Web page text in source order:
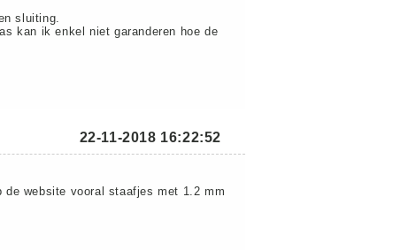
sluiting.
kan ik enkel niet garanderen hoe de
22-11-2018 16:22:52
de website vooral staafjes met 1.2 mm